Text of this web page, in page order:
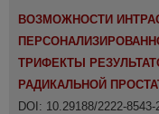
ВОЗМОЖНОСТИ
ТРИФЕКТЫ
РАДИКАЛЬНОЙ
DOI: 10.29188/2222-